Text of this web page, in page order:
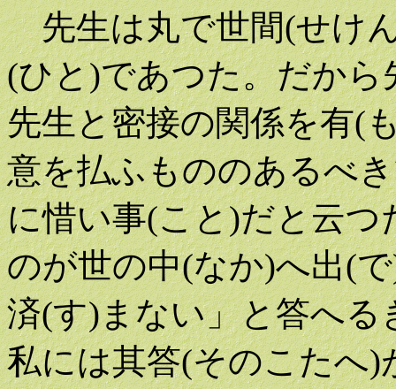
先生は丸で世間(せけ
(ひと)であつた。だか
先生と密接の関係を有(
意を払ふもののあるべ
に惜い事(こと)だと云
のが世の中(なか)へ出(
済(す)まない」と答へ
私には其答(そのこたへ